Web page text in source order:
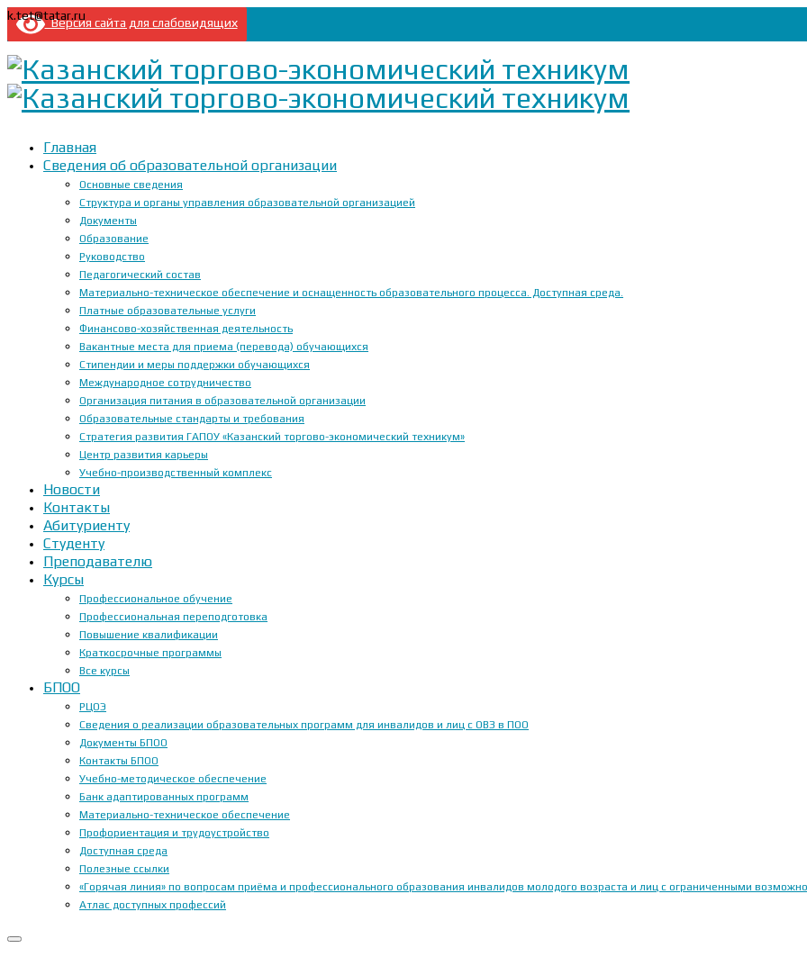
Версия сайта для слабовидящих
k.tet@tatar.ru
Главная
Сведения об образовательной организации
Основные сведения
Структура и органы управления образовательной организацией
Документы
Образование
Руководство
Педагогический состав
Материально-техническое обеспечение и оснащенность образовательного процесса. Доступная среда.
Платные образовательные услуги
Финансово-хозяйственная деятельность
Вакантные места для приема (перевода) обучающихся
Стипендии и меры поддержки обучающихся
Международное сотрудничество
Организация питания в образовательной организации
Образовательные стандарты и требования
Стратегия развития ГАПОУ «Казанский торгово-экономический техникум»
Центр развития карьеры
Учебно-производственный комплекс
Новости
Контакты
Абитуриенту
Студенту
Преподавателю
Курсы
Профессиональное обучение
Профессиональная переподготовка
Повышение квалификации
Краткосрочные программы
Все курсы
БПОО
РЦОЭ
Сведения о реализации образовательных программ для инвалидов и лиц с ОВЗ в ПОО
Документы БПОО
Контакты БПОО
Учебно-методическое обеспечение
Банк адаптированных программ
Материально-техническое обеспечение
Профориентация и трудоустройство
Доступная среда
Полезные ссылки
«Горячая линия» по вопросам приёма и профессионального образования инвалидов молодого возраста и лиц с ограниченными
Атлас доступных профессий